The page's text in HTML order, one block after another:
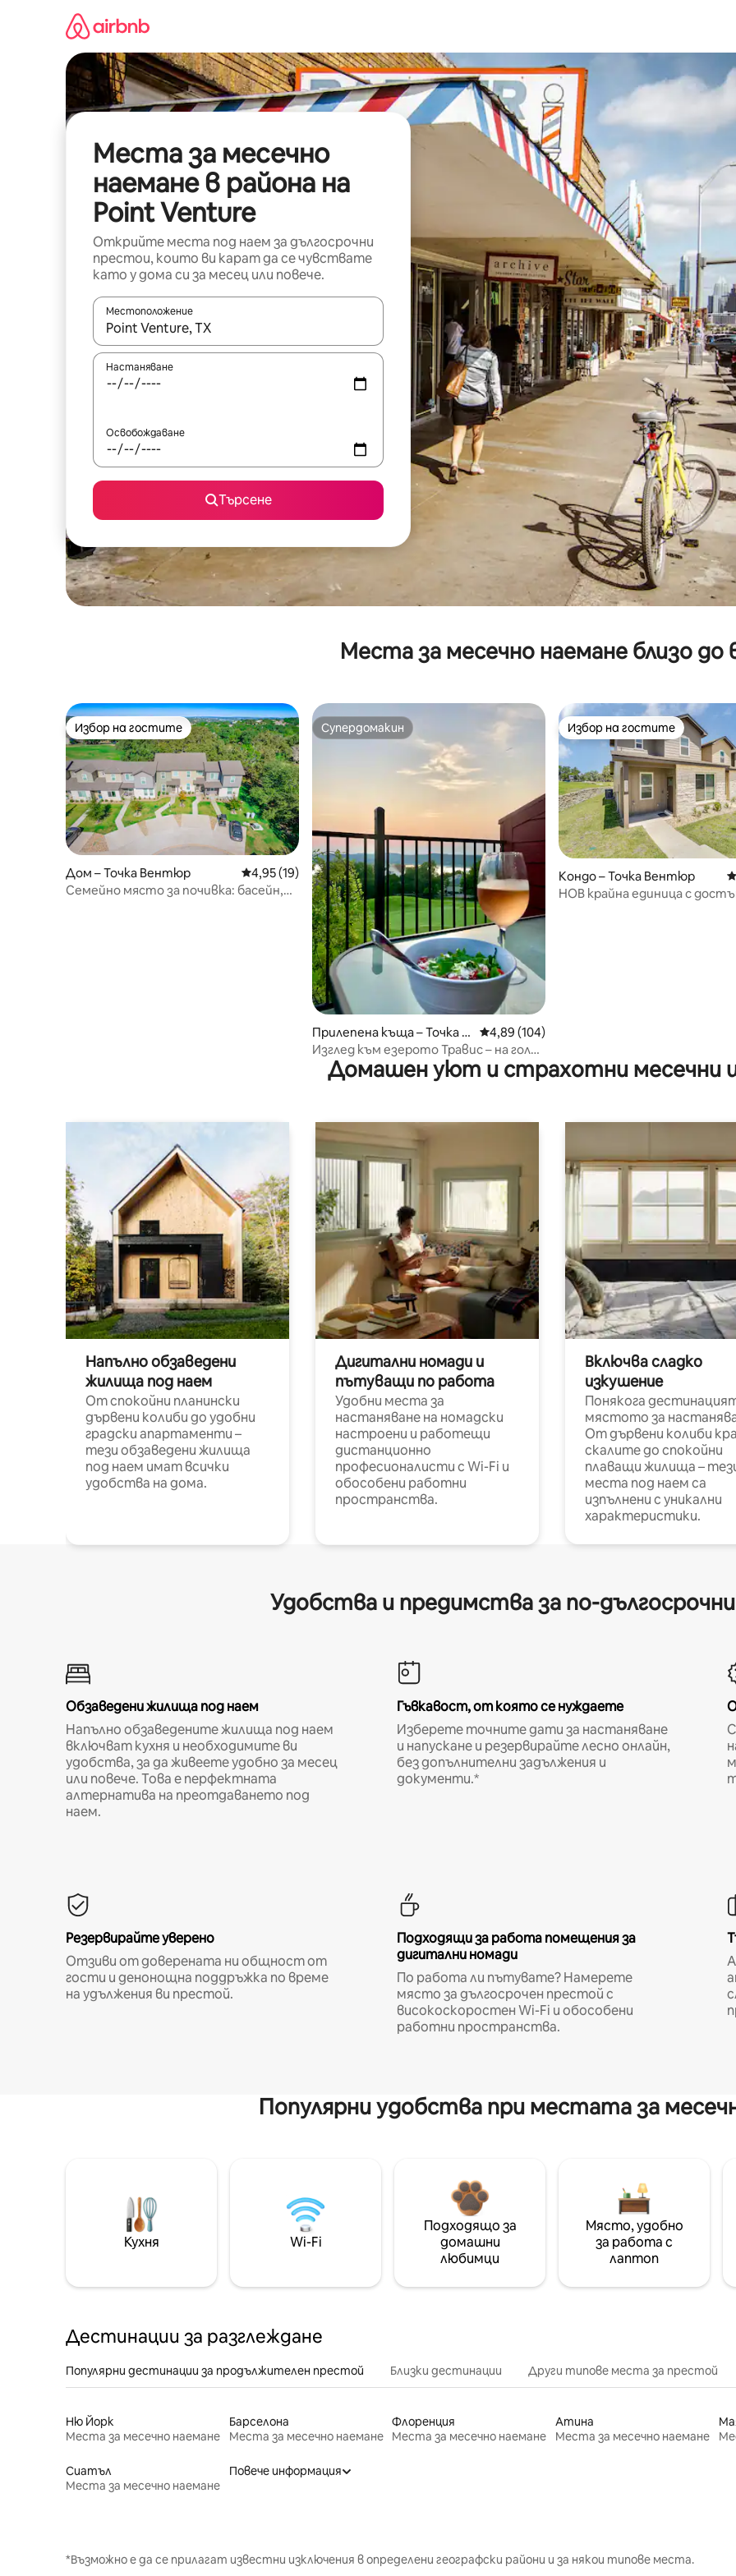
съдържанието
Места за месечно
наемане в района на
Point Venture
Открийте места под наем за дългосрочни
престои, които ви карат да се чувствате
като у дома си за месец или повече.
Местоположение
Когато резултатите се покажат, използвайте клавишите със стрелки нагоре и надолу или навигирайте с
Настаняване
Освобождаване
Търсене
Места за месечно наемане близо до
Избор на гостите
Избор на гостите
Дом – Точка Вентюр Средна оценка: 4,95 от 5, 19 отзива
4,95 (19)
Семейно място за почивка: басейн,
Супердомакин
Супердомакин
Прилепена къща – Точка В
ентюр
Средна оценка: 4,89 от 5, 104 отзива
4,89 (104)
Изглед към езерото Травис – на голф
игрище – 6 спални места
Избор на гостите
Избор на гостите
Кондо – Точка Вентюр
НОВ крайна единица с
Домашен уют и страхотни месечни
Напълно обзаведени
жилища под наем
От спокойни планински
дървени колиби до удобни
градски апартаменти –
тези обзаведени жилища
под наем имат всички
удобства на дома.
Дигитални номади и
пътуващи по работа
Удобни места за
настаняване на номадски
настроени и работещи
дистанционно
професионалисти с Wi-Fi и
обособени работни
пространства.
Включва сладко
изкушение
Понякога
мястото за
От дървени колиби
скалите до спокойни
плаващи жилища –
места под наем са
изпълнени с уникални
характеристики.
Удобства и предимства за по-
Обзаведени жилища под наем
Напълно обзаведените жилища под наем
включват кухня и необходимите ви
удобства, за да живеете удобно за месец
или повече. Това е перфектната
алтернатива на преотдаването под
наем.
Гъвкавост, от която се нуждаете
Изберете точните дати за настаняване
и напускане и резервирайте лесно онлайн,
без допълнителни задължения и
документи.*
Резервирайте уверено
Отзиви от доверената ни общност от
гости и денонощна поддръжка по време
на удължения ви престой.
Подходящи за работа помещения за
дигитални номади
По работа ли пътувате? Намерете
място за дългосрочен престой с
високоскоростен Wi-Fi и обособени
работни пространства.
Популярни удобства при местата за
Кухня Wi-Fi
Подходящо за
домашни
любимци
Място, удобно
за работа с
лаптоп
Дестинации за разглеждане
Популярни дестинации за продължителен престой Близки дестинации Други типове места за престой
Ню Йорк
Места за месечно наемане
Барселона
Места за месечно наемане
Флоренция
Места за месечно наемане
Атина
Места за месечно наемане
Сиатъл
Места за месечно наемане
Повече информация
*Възможно е да се прилагат известни изключения в определени географски райони и за някои типове места.